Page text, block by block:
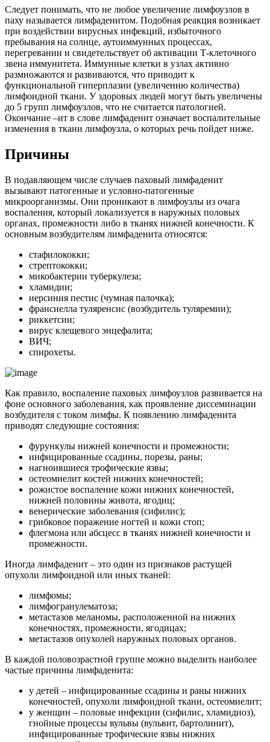
Следует понимать, что не любое увеличение лимфоузлов в
паху называется лимфаденитом. Подобная реакция возникает
при воздействии вирусных инфекций, избыточного
пребывания на солнце, аутоиммунных процессах,
перегревании и свидетельствует об активации Т-клеточного
звена иммунитета. Иммунные клетки в узлах активно
размножаются и развиваются, что приводит к
функциональной гиперплазии (увеличению количества)
лимфоидной ткани. У здоровых людей могут быть увеличены
до 5 групп лимфоузлов, что не считается патологией.
Окончание –ит в слове лимфаденит означает воспалительные
изменения в ткани лимфоузла, о которых речь пойдет ниже.
Причины
В подавляющем числе случаев паховый лимфаденит
вызывают патогенные и условно-патогенные
микроорганизмы. Они проникают в лимфоузлы из очага
воспаления, который локализуется в наружных половых
органах, промежности либо в тканях нижней конечности. К
основным возбудителям лимфаденита относятся:
стафилококки;
стрептококки;
микобактерии туберкулеза;
хламидии;
иерсиния пестис (чумная палочка);
франсиелла туляренсис (возбудитель туляремии);
риккетсии;
вирус клещевого энцефалита;
ВИЧ;
спирохеты.
Как правило, воспаление паховых лимфоузлов развивается на
фоне основного заболевания, как проявление диссеминации
возбудителя с током лимфы. К появлению лимфаденита
приводят следующие состояния:
фурункулы нижней конечности и промежности;
инфицированные ссадины, порезы, раны;
нагноившиеся трофические язвы;
остеомиелит костей нижних конечностей;
рожистое воспаление кожи нижних конечностей,
нижней половины живота, ягодиц;
венерические заболевания (сифилис);
грибковое поражение ногтей и кожи стоп;
флегмона или абсцесс в тканях нижней конечности и
промежности.
Иногда лимфаденит – это один из признаков растущей
опухоли лимфоидной или иных тканей:
лимфомы;
лимфогранулематоза;
метастазов меланомы, расположенной на нижних
конечностях, промежности, ягодицах;
метастазов опухолей наружных половых органов.
В каждой половозрастной группе можно выделить наиболее
частые причины лимфаденита:
у детей – инфицированные ссадины и раны нижних
конечностей, опухоли лимфоидной ткани, остеомиелит;
у женщин – половые инфекции (сифилис, хламидиоз),
гнойные процессы вульвы (вульвит, бартолинит),
инфицированные трофические язвы нижних